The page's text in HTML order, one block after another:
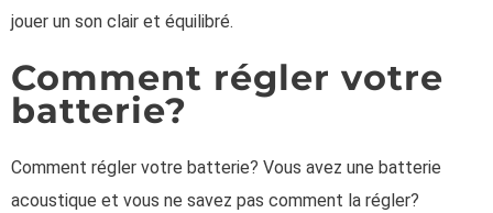
jouer un son clair et équilibré.
Comment régler votre
batterie?
Comment régler votre batterie? Vous avez une batterie
acoustique et vous ne savez pas comment la régler?